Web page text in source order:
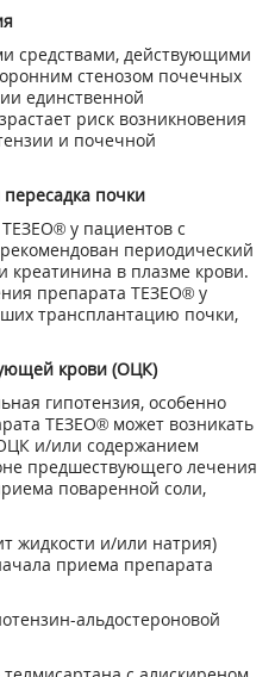
средствами, действующими
стенозом почечных
единственной
риск возникновения
и почечной
почки
у пациентов с
периодический
креатинина в плазме крови.
препарата ТЕЗЕО® у
трансплантацию почки,
крови (ОЦК)
гипотензия, особенно
ТЕЗЕО® может возникать
и/или содержанием
предшествующего лечения
поваренной соли,
жидкости и/или натрия)
приема препарата
альдостероновой